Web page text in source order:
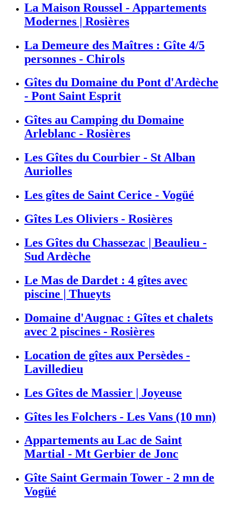
La Maison Roussel - Appartements
Modernes | Rosières
La Demeure des Maîtres : Gîte 4/5
personnes - Chirols
Gîtes du Domaine du Pont d'Ardèche
- Pont Saint Esprit
Gîtes au Camping du Domaine
Arleblanc - Rosières
Les Gîtes du Courbier - St Alban
Auriolles
Les gîtes de Saint Cerice - Vogüé
Gîtes Les Oliviers - Rosières
Les Gîtes du Chassezac | Beaulieu -
Sud Ardèche
Le Mas de Dardet : 4 gîtes avec
piscine | Thueyts
Domaine d'Augnac : Gîtes et chalets
avec 2 piscines - Rosières
Location de gîtes aux Persèdes -
Lavilledieu
Les Gîtes de Massier | Joyeuse
Gîtes les Folchers - Les Vans (10 mn)
Appartements au Lac de Saint
Martial - Mt Gerbier de Jonc
Gîte Saint Germain Tower - 2 mn de
Vogüé